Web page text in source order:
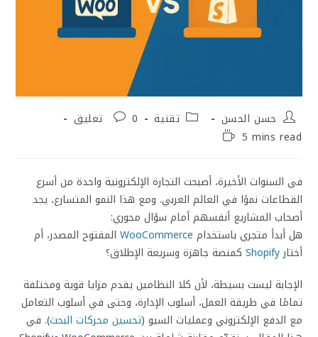
حسن الحسن تقنية
0 تعليق
5 mins read
في السنوات الأخيرة، أصبحت التجارة الإلكترونية واحدة من أسرع
القطاعات نموًا في العالم العربي. ومع هذا النمو المتسارع، يجد
أصحاب المشاريع أنفسهم أمام سؤال محوري:
هل أبدأ متجري باستخدام WooCommerce المفتوح المصدر، أم
أختارShopify كمنصة جاهزة وسريعة الإطلاق؟
الإجابة ليست بسيطة، لأن كلا النظامين يقدم مزايا قوية ومختلفة
تمامًا في طريقة العمل، أسلوب الإدارة، وحتى في أسلوب التعامل
مع الدفع الإلكتروني وعمليات السيو (تحسين محركات البحث). في